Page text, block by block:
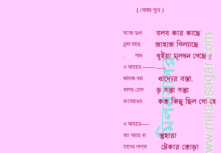
( ঘোষার সুরে )
মনের দুঃখ
চান্দা মাছে
. লাভ
ও আহারে ------
জাহাজ বরা
কাপড় চোপ
রংবেরঙের
ও আহারে----
যত আছে বা
তাদের লাগ্যা